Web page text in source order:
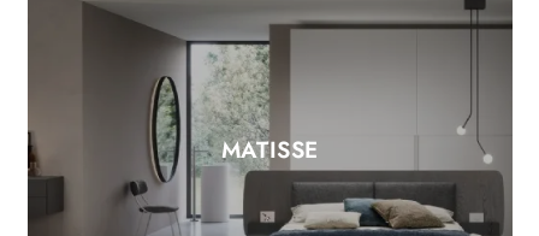
MATISSE